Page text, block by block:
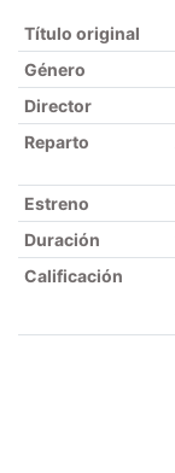
Título original
Género
Director
Reparto
Estreno
Duración
Calificación